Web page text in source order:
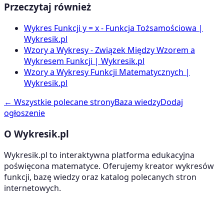
Przeczytaj również
Wykres Funkcji y = x - Funkcja Tożsamościowa |
Wykresik.pl
Wzory a Wykresy - Związek Między Wzorem a
Wykresem Funkcji | Wykresik.pl
Wzory a Wykresy Funkcji Matematycznych |
Wykresik.pl
← Wszystkie polecane stronyBaza wiedzyDodaj
ogłoszenie
O Wykresik.pl
Wykresik.pl to interaktywna platforma edukacyjna
poświęcona matematyce. Oferujemy kreator wykresów
funkcji, bazę wiedzy oraz katalog polecanych stron
internetowych.